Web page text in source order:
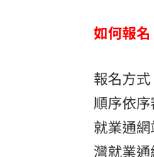
如何報名
報名方
順序依
就業通
灣就業